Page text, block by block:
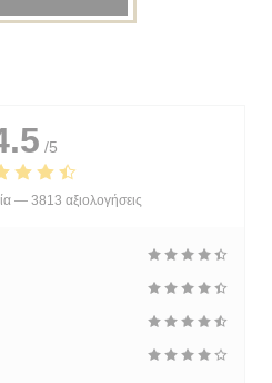
/5
— 3813 αξιολογήσεις